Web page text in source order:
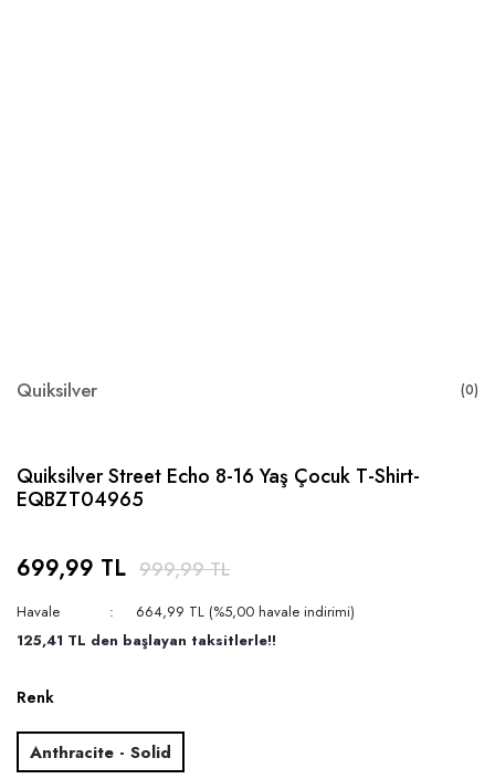
Quiksilver (0)
Quiksilver Street Echo 8-16 Yaş Çocuk T-Shirt-
EQBZT04965
699,99 TL 999,99 TL
Havale
664,99 TL (%5,00 havale indirimi)
125,41 TL den başlayan taksitlerle!!
Renk
Anthracite - Solid